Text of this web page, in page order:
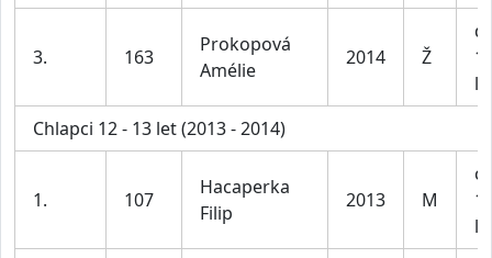
3. 163
Prokopová
Amélie
2014 Ž
Chlapci 12 - 13 let (2013 - 2014)
1. 107
Hacaperka
Filip
2013 M